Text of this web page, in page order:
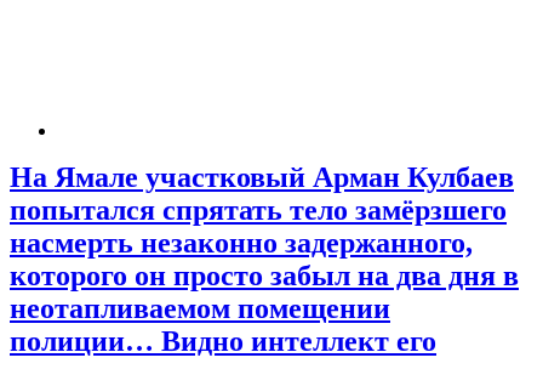
На Ямале участковый Арман Кулбаев
попытался спрятать тело замёрзшего
насмерть незаконно задержанного,
которого он просто забыл на два дня в
неотапливаемом помещении
полиции… Видно интеллект его